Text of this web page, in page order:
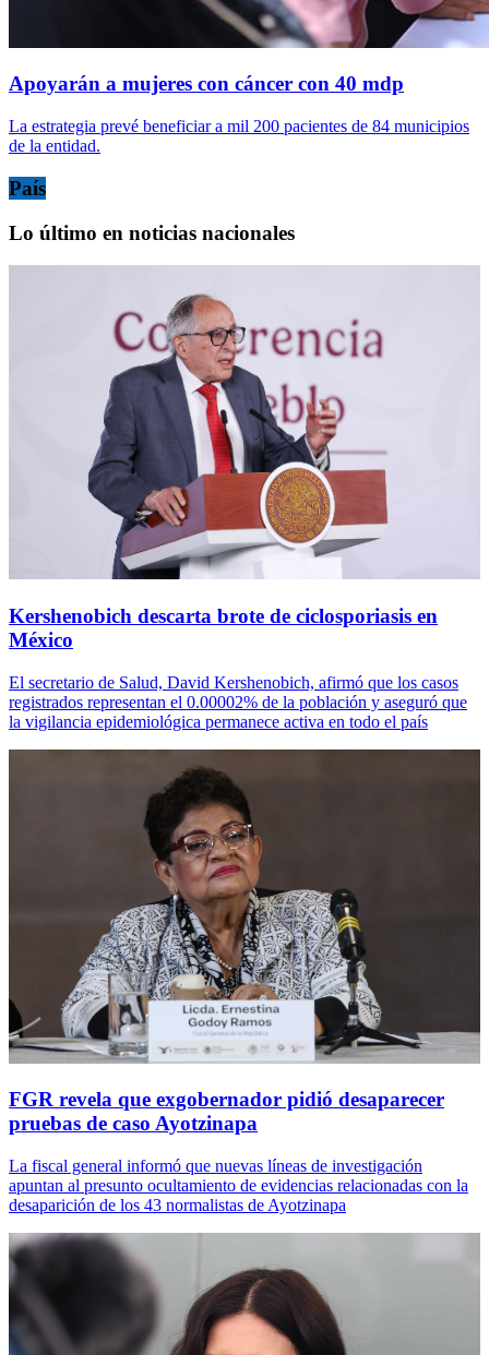
Apoyarán a mujeres con cáncer con 40 mdp
La estrategia prevé beneficiar a mil 200 pacientes de 84 municipios
de la entidad.
País
Lo último en noticias nacionales
Kershenobich descarta brote de ciclosporiasis en
México
El secretario de Salud, David Kershenobich, afirmó que los casos
registrados representan el 0.00002% de la población y aseguró que
la vigilancia epidemiológica permanece activa en todo el país
FGR revela que exgobernador pidió desaparecer
pruebas de caso Ayotzinapa
La fiscal general informó que nuevas líneas de investigación
apuntan al presunto ocultamiento de evidencias relacionadas con la
desaparición de los 43 normalistas de Ayotzinapa